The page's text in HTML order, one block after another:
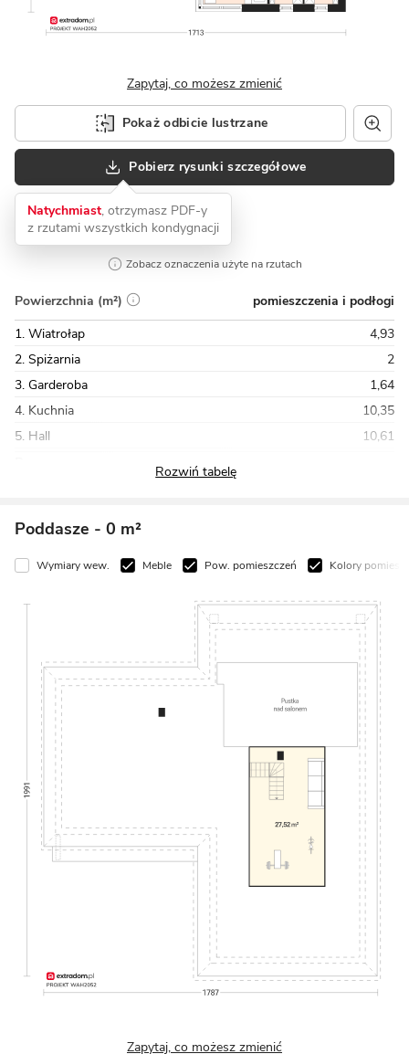
Zapytaj, co możesz zmienić
Pokaż odbicie lustrzane
Pobierz rysunki szczegółowe
Natychmiast, otrzymasz PDF-y
z rzutami wszystkich kondygnacji
Zobacz oznaczenia użyte na rzutach
Powierzchnia (m²)
pomieszczenia i podłogi
1. Wiatrołap
4,93
2. Spiżarnia
2
3. Garderoba
1,64
4. Kuchnia
10,35
5. Hall
10,61
Poddasze - 0 m²
Wymiary wew. Meble Pow. pomieszczeń Kolory
Zapytaj, co możesz zmienić